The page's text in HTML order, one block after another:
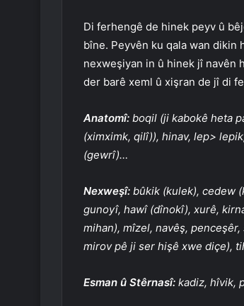
Di ferhengê de hinek peyv û
bîne. Peyvên ku qala wan dikin
nexweşiyan in û hinek jî navên
der barê xeml û xişran de jî di
Anatomî: boqil (ji kabokê heta
(ximximk, qilî)), hinav, lep>
(gewrî)…
Nexweşî: bûkik (kulek), cedew
gunoyî, hawî (dînokî), xurê,
mihan), mîzel, navêş,
mirov pê ji ser hişê xwe diçe),
Esman û Stêrnasî: kadiz, hîvik,